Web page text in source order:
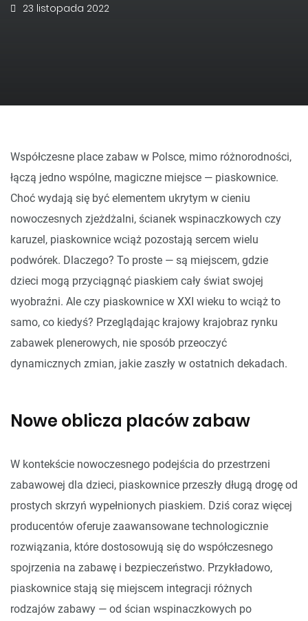
23 listopada 2022
Współczesne place zabaw w Polsce, mimo różnorodności,
łączą jedno wspólne, magiczne miejsce — piaskownice.
Choć wydają się być elementem ukrytym w cieniu
nowoczesnych zjeżdżalni, ścianek wspinaczkowych czy
karuzel, piaskownice wciąż pozostają sercem wielu
podwórek. Dlaczego? To proste — są miejscem, gdzie
dzieci mogą przyciągnąć piaskiem cały świat swojej
wyobraźni. Ale czy piaskownice w XXI wieku to wciąż to
samo, co kiedyś? Przeglądając krajowy krajobraz rynku
zabawek plenerowych, nie sposób przeoczyć
dynamicznych zmian, jakie zaszły w ostatnich dekadach.
Nowe oblicza placów zabaw
W kontekście nowoczesnego podejścia do przestrzeni
zabawowej dla dzieci, piaskownice przeszły długą drogę od
prostych skrzyń wypełnionych piaskiem. Dziś coraz więcej
producentów oferuje zaawansowane technologicznie
rozwiązania, które dostosowują się do współczesnego
spojrzenia na zabawę i bezpieczeństwo. Przykładowo,
piaskownice stają się miejscem integracji różnych
rodzajów zabawy — od ścian wspinaczkowych po